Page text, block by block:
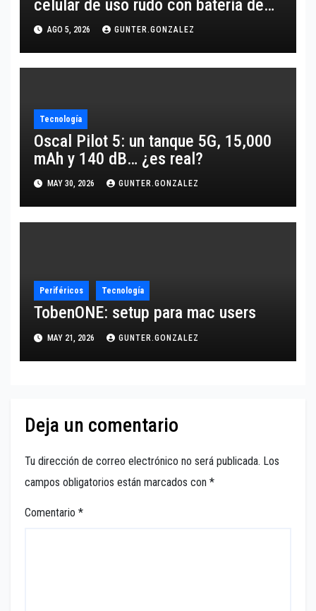
celular de uso rudo con batería de
10,600 mAh
AGO 5, 2026 GUNTER.GONZALEZ
Tecnología
Oscal Pilot 5: un tanque 5G, 15,000
mAh y 140 dB… ¿es real?
MAY 30, 2026 GUNTER.GONZALEZ
Periféricos Tecnología
TobenONE: setup para mac users
MAY 21, 2026 GUNTER.GONZALEZ
Deja un comentario
Tu dirección de correo electrónico no será publicada. Los
campos obligatorios están marcados con *
Comentario *